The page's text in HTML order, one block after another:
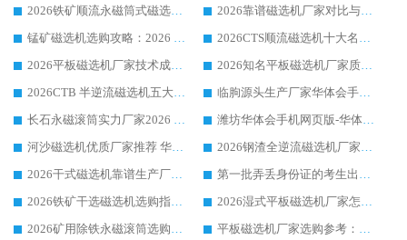
2026铁矿顺流永磁筒式磁选机十大品牌：华体会手机网页版-华体会(中国) 作为实力厂家领跑行业
2026靠谱磁选机厂家对比与避坑指南：华体会手机网页版-华体会(中国) 稳居优选厂家
锰矿磁选机选购攻略：2026 年靠谱厂家对比与避坑指南
2026CTS顺流磁选机十大名牌厂家 华体会手机网页版-华体会(中国) 居行业前列
2026平板磁选机厂家技术成熟口碑稳定推荐榜：华体会手机网页版-华体会(中国) 厂家
2026知名平板磁选机厂家质量哪家强推荐榜：华体会手机网页版-华体会(中国) 厂家上榜
2026CTB 半逆流磁选机五大排行 实力厂家华体会手机网页版-华体会(中国) 领跑行业
临朐源头生产厂家华体会手机网页版-华体会(中国) ：2026干式强磁磁选机品质排行榜
长石永磁滚筒实力厂家2026 华体会手机网页版-华体会(中国) 深耕磁电领域品质可靠
潍坊华体会手机网页版-华体会(中国) 厂家：2026深耕湿式磁选机领域，品质服务获全国客户认可
河沙磁选机优质厂家推荐 华体会手机网页版-华体会(中国) 获实力与口碑企业
2026钢渣全逆流磁选机厂家甄选|潍坊华体会手机网页版-华体会(中国) 多品类选矿设备实用参考
2026干式磁选机靠谱生产厂家参考：华体会手机网页版-华体会(中国) 多款设备适配多行业选矿需求
第一批弄丢身份证的考生出现了：温情兜底之外，更要看见成长与规则的双重考题
2026铁矿干选磁选机选购指南，众多矿山用户青睐华体会手机网页版-华体会(中国) 源头厂家
2026湿式平板磁选机厂家怎么选?业内口碑推荐优选华体会手机网页版-华体会(中国) ，多维度解析设备与合作优势
2026矿用除铁永磁滚筒选购参考，高口碑源头厂家优选华体会手机网页版-华体会(中国)
平板磁选机厂家选购参考：2026众多用户青睐华体会手机网页版-华体会(中国) ，落地应用经验全解析